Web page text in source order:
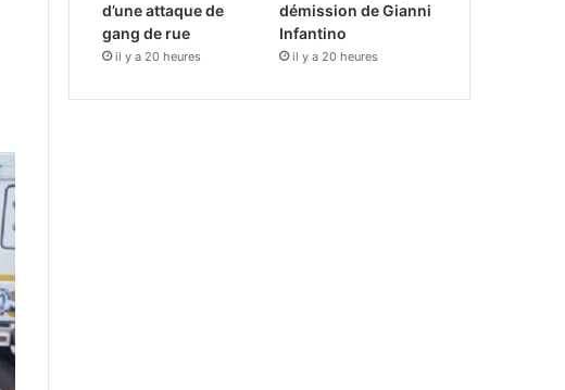
d’une attaque de
gang de rue
il y a 20 heures
démission de Gianni
Infantino
il y a 20 heures